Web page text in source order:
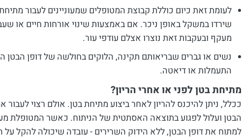
לעומת זאת כיום כוללת קבוצת המטופלים שמעוניינים לעבור
שירדו במשקל באופן ניכר. אם באמצעות שינוי אורחות חיים או
מעקף ובעקבות זאת נוצרו אצלם עודפי עור.
נשים או גברים שבריאותם תקינה, הלוקים בחולשה של דופן הבטן
התעמלות או דיאטה.
מתיחת בטן לפני או אחרי הריון?
ככלל, ניתן להיכנס להריון לאחר ביצוע מתיחת בטן. אולם רצוי
הבטן ועלול לפגוע בתוצאה האסתטית של הניתוח. כאשר המטופלת
למתוח את דופן הבטן, ללא הידוק השרירים - עובדה שיכולה להקל על